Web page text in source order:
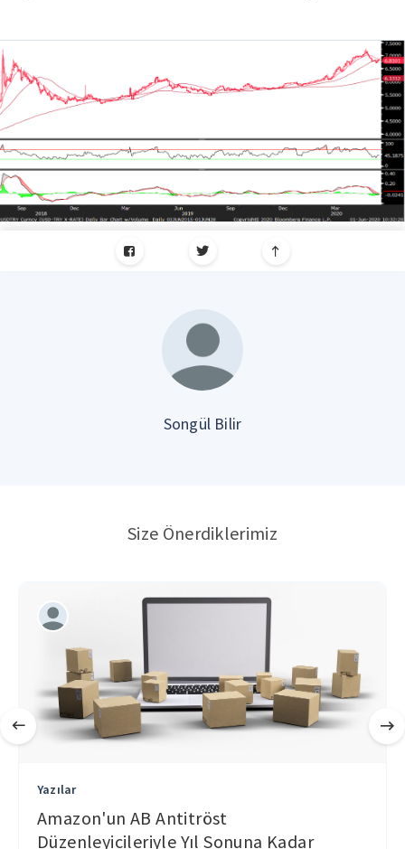
Songül Bilir
Size Önerdiklerimiz
Yazılar
Amazon'un AB Antitröst
Düzenleyicileriyle Yıl Sonuna Kadar